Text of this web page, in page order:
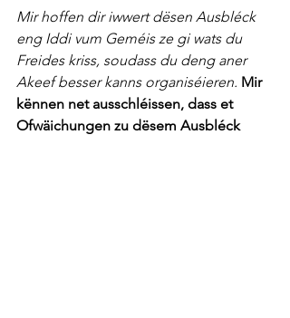
Mir hoffen dir iwwert dësen Ausbléck
eng Iddi vum Geméis ze gi wats du
Freides kriss, soudass du deng aner
Akeef besser kanns organiséieren. Mir
kënnen net ausschléissen, dass et
Ofwäichungen zu dësem Ausbléck